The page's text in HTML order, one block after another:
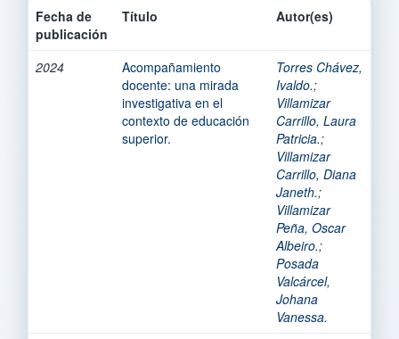
Fecha de
publicación
Título Autor(es)
2024
Acompañamiento
docente: una mirada
investigativa en el
contexto de educación
superior.
Torres Chávez,
Ivaldo.;
Villamizar
Carrillo, Laura
Patricia.;
Villamizar
Carrillo, Diana
Janeth.;
Villamizar
Peña, Oscar
Albeiro.;
Posada
Valcárcel,
Johana
Vanessa.